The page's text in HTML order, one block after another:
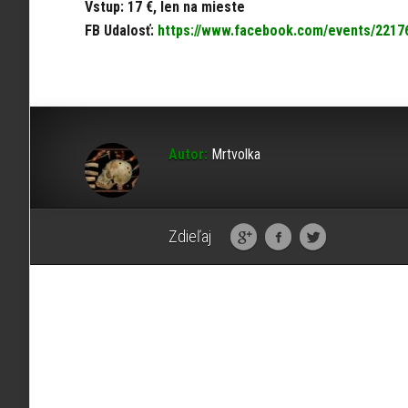
Vstup: 17 €, len na mieste
FB Udalosť: https://www.facebook.com/events/
Autor: Mrtvolka
Zdieľaj